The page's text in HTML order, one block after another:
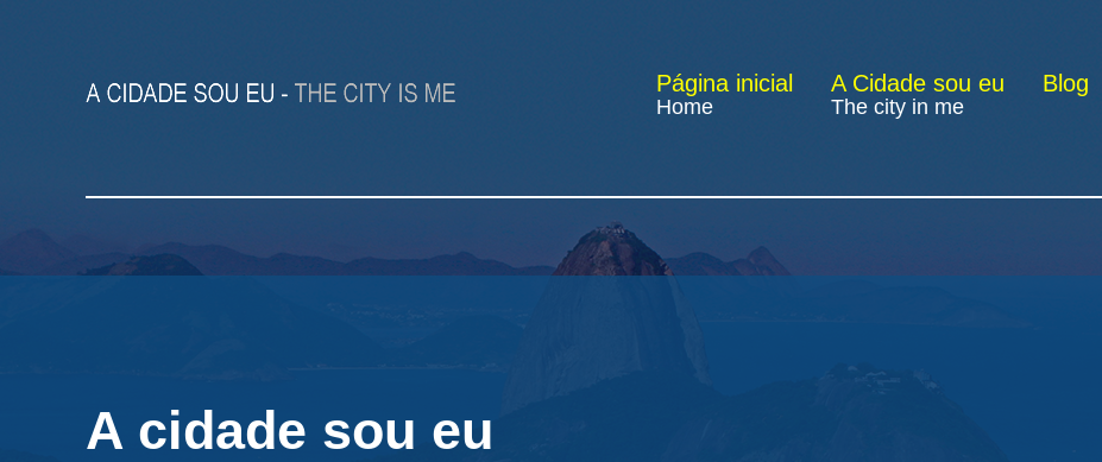
Página inicial
Home
A Cidade sou eu
The city in me
Blog
A cidade sou eu